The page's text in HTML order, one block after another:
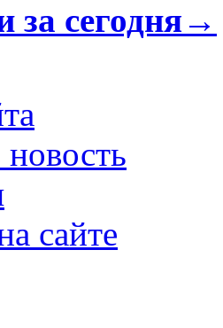
за сегодня→
новость
сайте